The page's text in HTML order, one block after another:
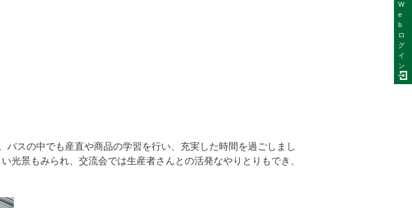
W
e
b
ロ
グ
イ
ン
スの中でも産直や商品の学習を行い、充実した時間を過ごしまし
光景もみられ、交流会では生産者さんとの活発なやりとりもでき、